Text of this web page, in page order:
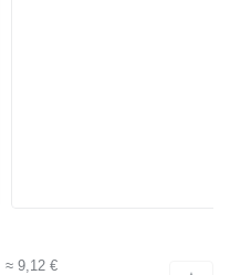
≈ 9,12 €